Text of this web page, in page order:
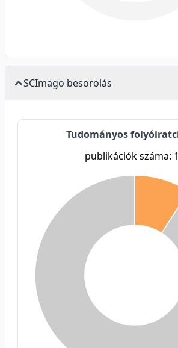
SCImago besorolás
Tudományos
publikációk száma: